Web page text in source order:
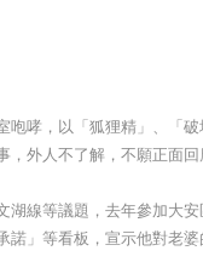
咆哮，以「狐狸精」、「破
外人不了解，不願正面回
湖線等議題，去年參加大安
」等看板，宣示他對老婆